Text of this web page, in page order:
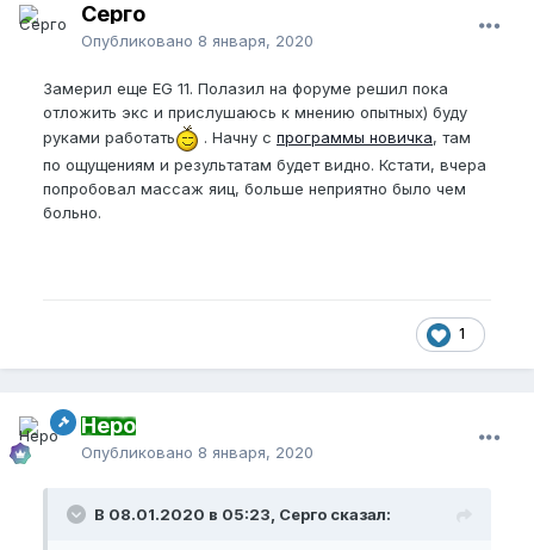
Серго
Опубликовано 8 января, 2020
Замерил еще EG 11. Полазил на форуме решил пока
отложить экс и прислушаюсь к мнению опытных) буду
руками работать
. Начну с программы новичка, там
по ощущениям и результатам будет видно. Кстати, вчера
попробовал массаж яиц, больше неприятно было чем
больно.
1
Неро
Опубликовано 8 января, 2020
В 08.01.2020 в 05:23, Серго сказал: